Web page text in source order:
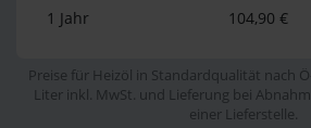
1 Jahr 104,90 €
Preise für Heizöl in Standardqualität nach
Liter inkl. MwSt. und Lieferung bei
einer Lieferstelle.